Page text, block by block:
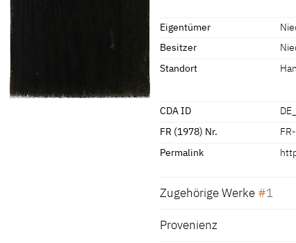
Am oberen Rand:
"IN SILENCIO ET SPE ERIT
spätere Beschriftungen,
Rückseite, unten rechts, in
Eigentümer
Besitzer
Standort
CDA ID
FR (1978) Nr.
Permalink
Zugehörige Werke 1
Provenienz